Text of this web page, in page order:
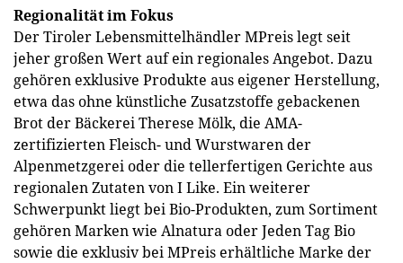
Regionalität im Fokus
Der Tiroler Lebensmittelhändler MPreis legt seit
jeher großen Wert auf ein regionales Angebot. Dazu
gehören exklusive Produkte aus eigener Herstellung,
etwa das ohne künstliche Zusatzstoffe gebackenen
Brot der Bäckerei Therese Mölk, die AMA-
zertifizierten Fleisch- und Wurstwaren der
Alpenmetzgerei oder die tellerfertigen Gerichte aus
regionalen Zutaten von I Like. Ein weiterer
Schwerpunkt liegt bei Bio-Produkten, zum Sortiment
gehören Marken wie Alnatura oder Jeden Tag Bio
sowie die exklusiv bei MPreis erhältliche Marke der